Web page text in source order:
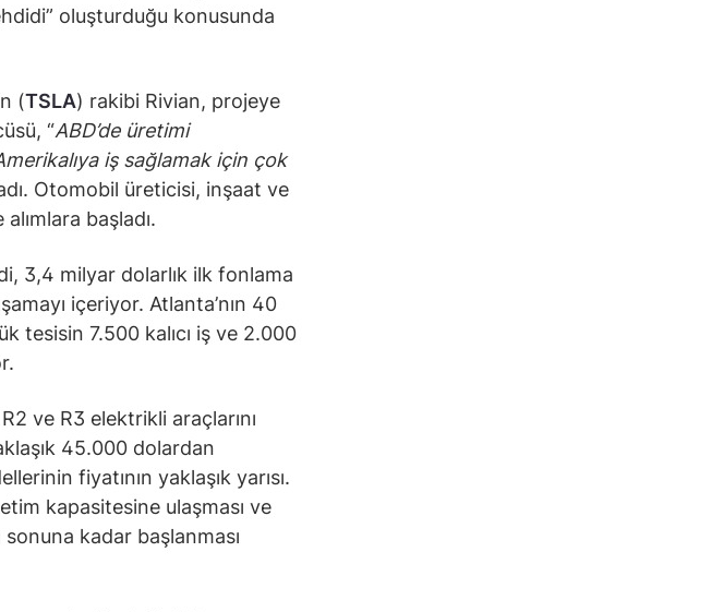
oluşturduğu konusunda
(TSLA) rakibi Rivian, projeye
“ABD’de üretimi
iş sağlamak için çok
Otomobil üreticisi, inşaat ve
başladı.
3,4 milyar dolarlık ilk fonlama
içeriyor. Atlanta’nın 40
tesisin 7.500 kalıcı iş ve 2.000
ve R3 elektrikli araçlarını
45.000 dolardan
fiyatının yaklaşık yarısı.
kapasitesine ulaşması ve
sonuna kadar başlanması